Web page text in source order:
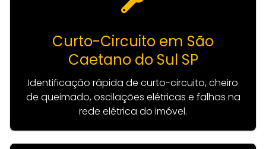
Curto-Circuito em São
Caetano do Sul SP
Identificação rápida de curto-circuito, cheiro
de queimado, oscilações elétricas e falhas na
rede elétrica do imóvel.